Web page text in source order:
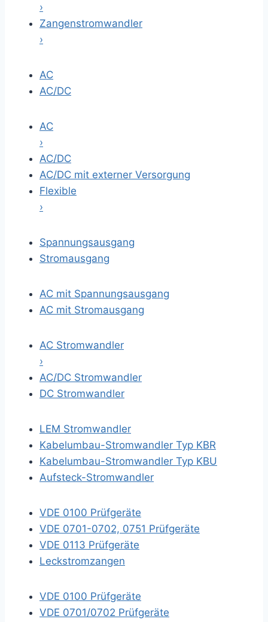
›
Zangenstromwandler
›
AC
AC/DC
AC
›
AC/DC
AC/DC mit externer Versorgung
Flexible
›
Spannungsausgang
Stromausgang
AC mit Spannungsausgang
AC mit Stromausgang
AC Stromwandler
›
AC/DC Stromwandler
DC Stromwandler
LEM Stromwandler
Kabelumbau-Stromwandler Typ KBR
Kabelumbau-Stromwandler Typ KBU
Aufsteck-Stromwandler
VDE 0100 Prüfgeräte
VDE 0701-0702, 0751 Prüfgeräte
VDE 0113 Prüfgeräte
Leckstromzangen
VDE 0100 Prüfgeräte
VDE 0701/0702 Prüfgeräte